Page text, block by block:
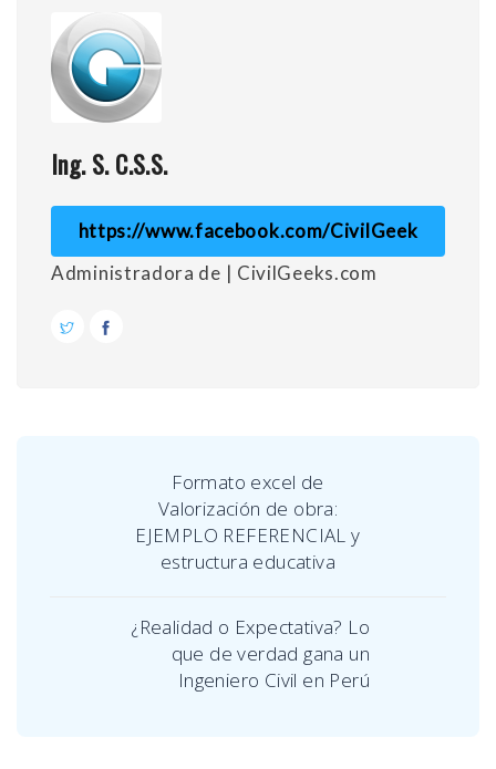
Ing. S. C.S.S.
https://www.facebook.com/CivilGeek
Administradora de | CivilGeeks.com
Formato excel de
Valorización de obra:
EJEMPLO REFERENCIAL y
estructura educativa
¿Realidad o Expectativa? Lo
que de verdad gana un
Ingeniero Civil en Perú